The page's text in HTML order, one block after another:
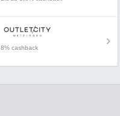
8% cashback